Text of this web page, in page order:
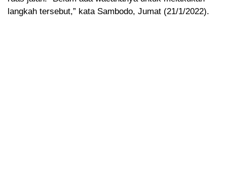
langkah tersebut,” kata Sambodo, Jumat (21/1/2022).